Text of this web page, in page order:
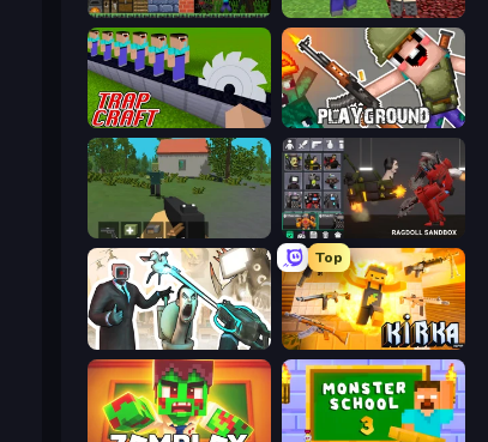
Noob VS Monsters BoomCraft
Trap Craft Playground
WorldZ Last Play: Ragdoll Sandbox
Skibidi Toilets: Infection
Top
Kirka.io